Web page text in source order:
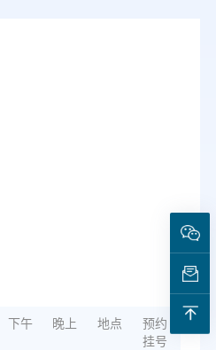
下午 晚上 地点
预约
挂号